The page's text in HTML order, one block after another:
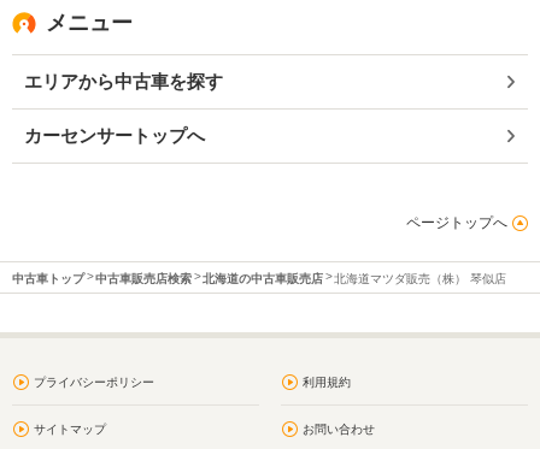
メニュー
エリアから中古車を探す
カーセンサートップへ
ページトップへ
中古車トップ 中古車販売店検索 北海道の中古車販売店 北海道マツダ販売（株） 琴似店
プライバシーポリシー 利用規約
サイトマップ お問い合わせ